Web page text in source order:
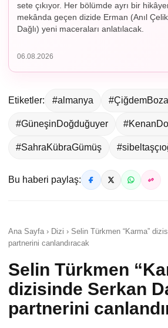
sete çıkıyor. Her bölümde ayrı bir
mekânda geçen dizide Erman (Anıl
Dağlı) yeni maceraları anlatılacak.
06.08.2026
Etiketler: #almanya
#GüneşinDoğduğuyer
#SahraKübraGümüş
Bu haberi paylaş:
Ana Sayfa › Dizi › Selin Türkmen “Karma”
partnerini canlandıracak
Selin Türkmen
dizisinde Serkan
partnerini